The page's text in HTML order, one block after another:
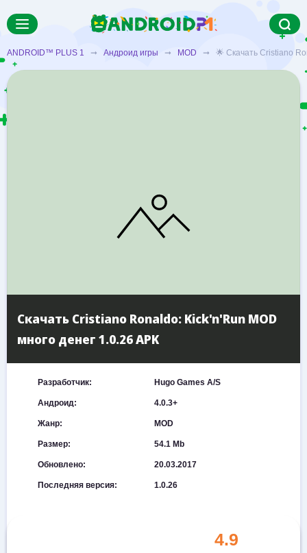
ANDROID™ PLUS 1 ➞ Андроид игры ➞ MOD ➞ 🌟 Скачать Cristiano
Скачать Cristiano Ronaldo: Kick'n'Run MOD
много денег 1.0.26 APK
Разработчик: Hugo Games A/S
Андроид: 4.0.3+
Жанр: MOD
Размер: 54.1 Mb
Обновлено: 20.03.2017
Последняя версия: 1.0.26
4.9